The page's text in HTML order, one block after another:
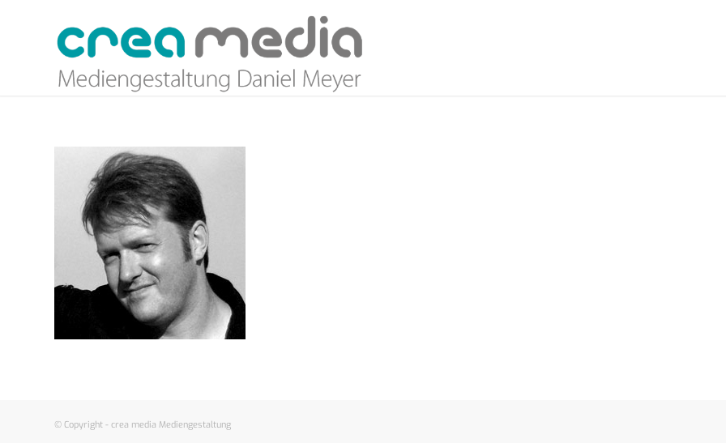
© Copyright - crea media Mediengestaltung